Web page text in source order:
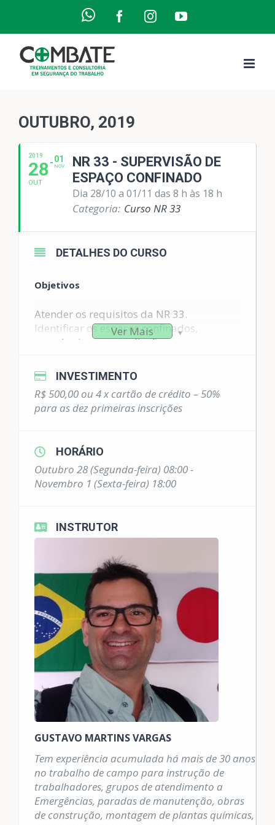
conteúdo
WhatsApp
FacebookInstagramYouTube
OUTUBRO, 2019
2019
28
OUT
01
NOV
NR 33 - SUPERVISÃO DE
ESPAÇO CONFINADO
Dia 28/10 a 01/11 das 8 h às 18 h
Categoria: Curso NR 33
Ver Mais
DETALHES DO CURSO
Objetivos
Atender os requisitos da NR 33.
Identificar os espaços confinados,
reconhecimento, avaliação,
existentes.
Conteúdo Programático
Reconhecimento, avaliação e controle
de riscos;
Funcionamento de equipamentos
utilizados;
Permissão de Entrada e Trabalho; e
Noções de resgate e primeiros
Identificação dos espaços confinados;
Critérios de indicação e uso de
equipamentos para controle de riscos;
Conhecimentos sobre práticas seguras
em espaços confinados;
Legislação de segurança e saúde no
trabalho;
Programa de proteção respiratória;
Área classificada;
Operações de salvamento.
Carga Horária
Formação: 40 horas
Reciclagem: 8 horas
INVESTIMENTO
R$ 500,00 ou 4 x cartão de crédito – 50%
para as dez primeiras inscrições
HORÁRIO
Outubro 28 (Segunda-feira) 08:00 -
Novembro 1 (Sexta-feira) 18:00
INSTRUTOR
GUSTAVO MARTINS VARGAS
Tem experiência acumulada há mais de 30 anos
no trabalho de campo para instrução de
trabalhadores, grupos de atendimento a
Emergências, paradas de manutenção, obras
de construção, montagem de plantas químicas,